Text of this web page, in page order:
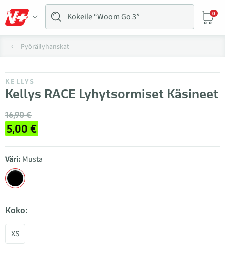
0
Pyöräilyhanskat
KELLYS
Kellys RACE Lyhytsormiset Käsineet
16,90 €
5,00 €
Väri: Musta
Koko:
XS